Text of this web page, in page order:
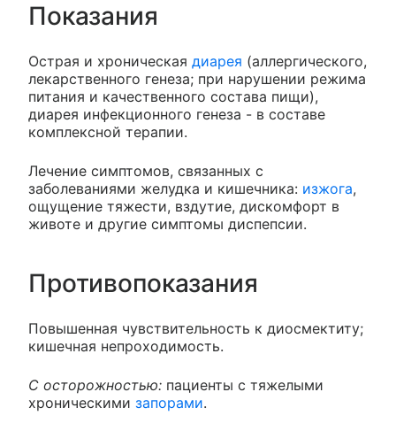
Показания
Острая и хроническая диарея (аллергического,
лекарственного генеза; при нарушении режима
питания и качественного состава пищи),
диарея инфекционного генеза - в составе
комплексной терапии.
Лечение симптомов, связанных с
заболеваниями желудка и кишечника: изжога,
ощущение тяжести, вздутие, дискомфорт в
животе и другие симптомы диспепсии.
Противопоказания
Повышенная чувствительность к диосмектиту;
кишечная непроходимость.
С осторожностью: пациенты с тяжелыми
хроническими запорами.